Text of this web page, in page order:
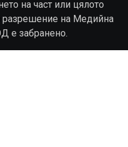
на част или цялото
разрешение на Медийна
е забранено.